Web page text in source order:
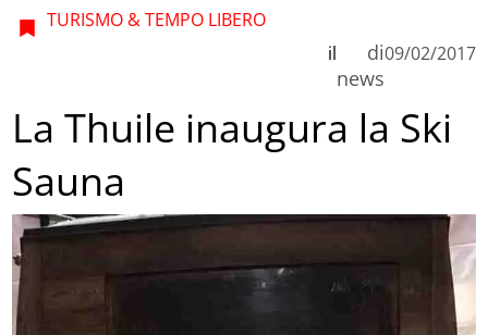
TURISMO & TEMPO LIBERO
di
news
il 09/02/2017
La Thuile inaugura la Ski
Sauna